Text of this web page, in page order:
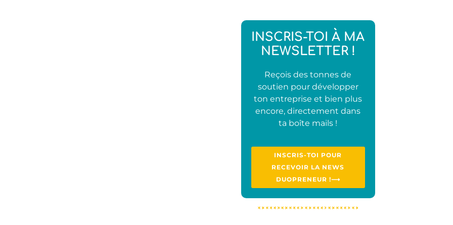
INSCRIS-TOI À MA
NEWSLETTER !
Reçois des tonnes de
soutien pour développer
ton entreprise et bien plus
encore, directement dans
ta boîte mails !
INSCRIS-TOI POUR
RECEVOIR LA NEWS
DUOPRENEUR !⟶